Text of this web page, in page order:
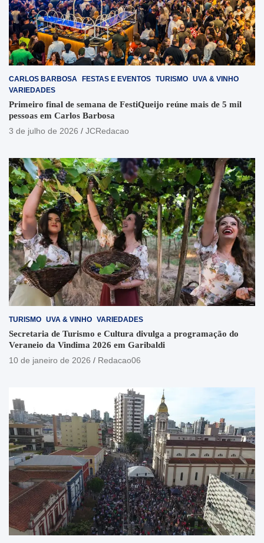
CARLOS BARBOSA FESTAS E EVENTOS TURISMO UVA & VINHO
VARIEDADES
Primeiro final de semana de FestiQueijo reúne mais de 5 mil
pessoas em Carlos Barbosa
3 de julho de 2026
JCRedacao
TURISMO UVA & VINHO VARIEDADES
Secretaria de Turismo e Cultura divulga a programação do
Veraneio da Vindima 2026 em Garibaldi
10 de janeiro de 2026
Redacao06